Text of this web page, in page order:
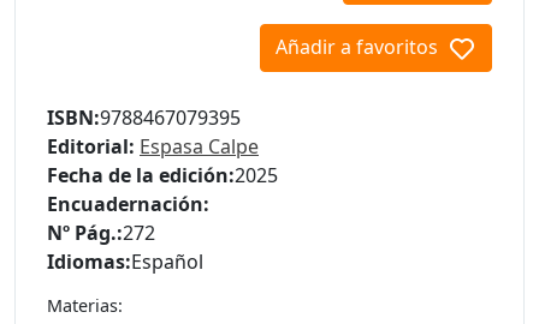
Añadir a favoritos
ISBN:9788467079395
Editorial: Espasa Calpe
Fecha de la edición:2025
Encuadernación:
Nº Pág.:272
Idiomas:Español
Materias: